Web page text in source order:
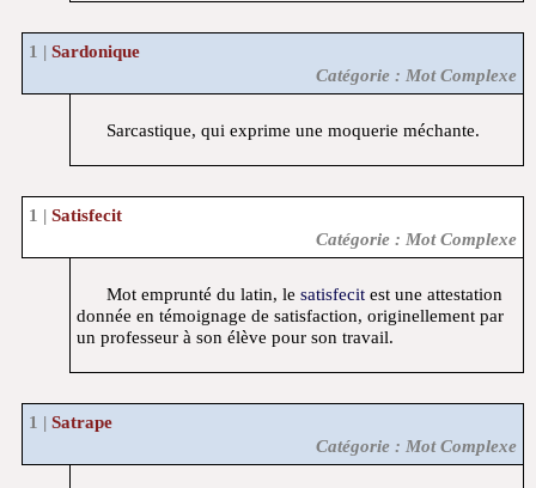
Sardonique
Catégorie : Mot Complexe
Sarcastique, qui exprime une moquerie méchante.
Satisfecit
Catégorie : Mot Complexe
Mot emprunté du latin, le satisfecit est une attestation
donnée en témoignage de satisfaction, originellement par
un professeur à son élève pour son travail.
Satrape
Catégorie : Mot Complexe